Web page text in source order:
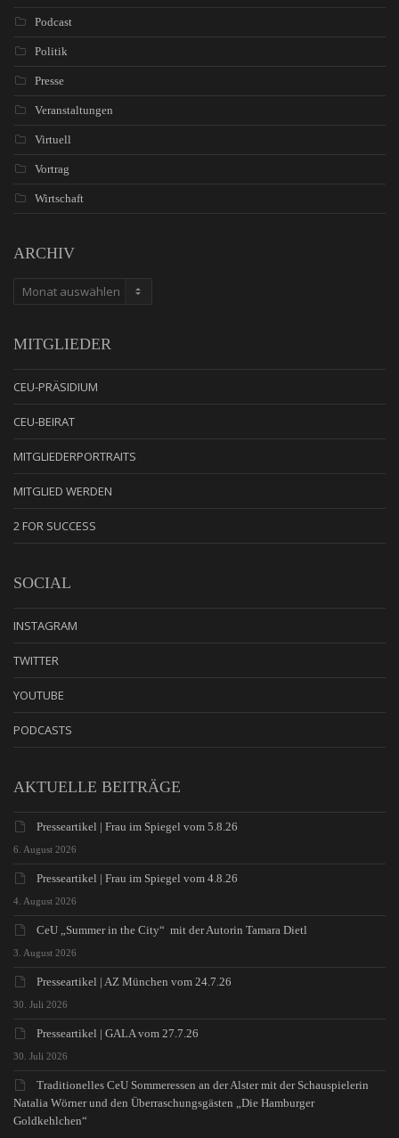
Podcast
Politik
Presse
Veranstaltungen
Virtuell
Vortrag
Wirtschaft
ARCHIV
ARCHIV
MITGLIEDER
CEU-PRÄSIDIUM
CEU-BEIRAT
MITGLIEDERPORTRAITS
MITGLIED WERDEN
2 FOR SUCCESS
SOCIAL
INSTAGRAM
TWITTER
YOUTUBE
PODCASTS
AKTUELLE BEITRÄGE
Presseartikel | Frau im Spiegel vom 5.8.26
6. August 2026
Presseartikel | Frau im Spiegel vom 4.8.26
4. August 2026
CeU „Summer in the City“ mit der Autorin Tamara Dietl
3. August 2026
Presseartikel | AZ München vom 24.7.26
30. Juli 2026
Presseartikel | GALA vom 27.7.26
30. Juli 2026
Traditionelles CeU Sommeressen an der Alster mit der Schauspielerin
Natalia Wörner und den Überraschungsgästen „Die Hamburger
Goldkehlchen“